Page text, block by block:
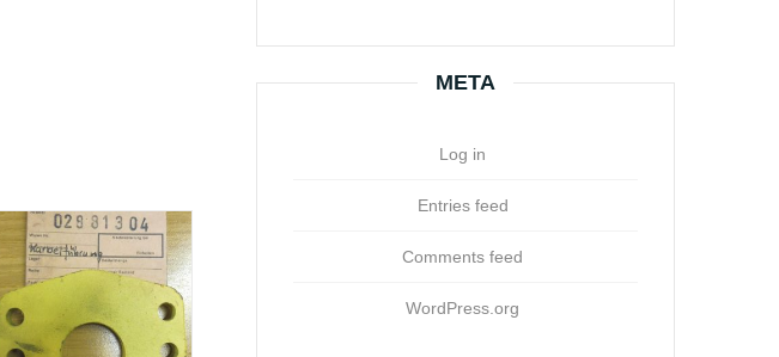
META
Log in
Entries feed
Comments feed
WordPress.org